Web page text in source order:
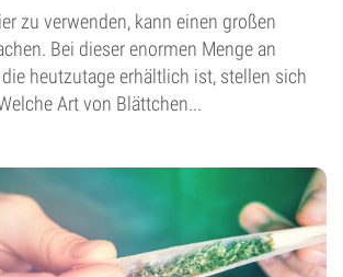
zu verwenden, kann einen großen
Bei dieser enormen Menge an
heutzutage erhältlich ist, stellen sich
Art von Blättchen...